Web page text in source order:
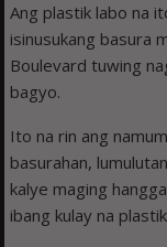
Ang plastik labo na
isinusukang basura
Boulevard tuwing
bagyo.
Ito na rin ang
basurahan,
kalye maging
ibang kulay na